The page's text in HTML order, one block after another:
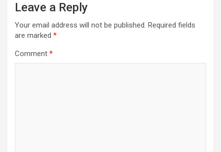
Leave a Reply
Your email address will not be published. Required fields
are marked *
Comment *